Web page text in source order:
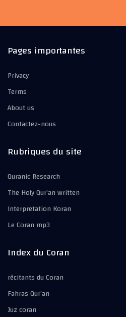
Pages importantes
Privacy
Terms
About us
Contactez-nous
Rubriques du site
Quranic Research
The Holy Qur’an written
Interpretation Koran
Le Coran mp3
Index du Coran
récitants du Coran
Fahras Qur’an
Juz coran